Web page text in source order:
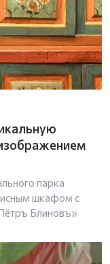
парка
шкафом с
Блиновъ»